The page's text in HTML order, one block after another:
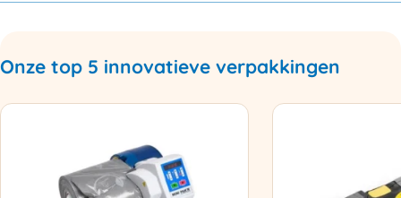
Onze top 5 innovatieve verpakkingen